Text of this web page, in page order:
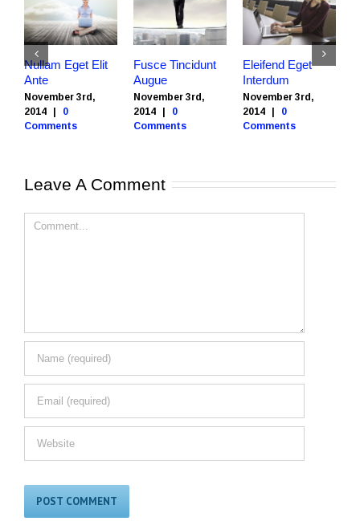
Nullam Eget Elit
Ante
November 3rd,
2014 | 0
Comments
Fusce Tincidunt
Augue
November 3rd,
2014 | 0
Comments
Eleifend Eget
Interdum
November 3rd,
2014 | 0
Comments
Leave A Comment
Comment